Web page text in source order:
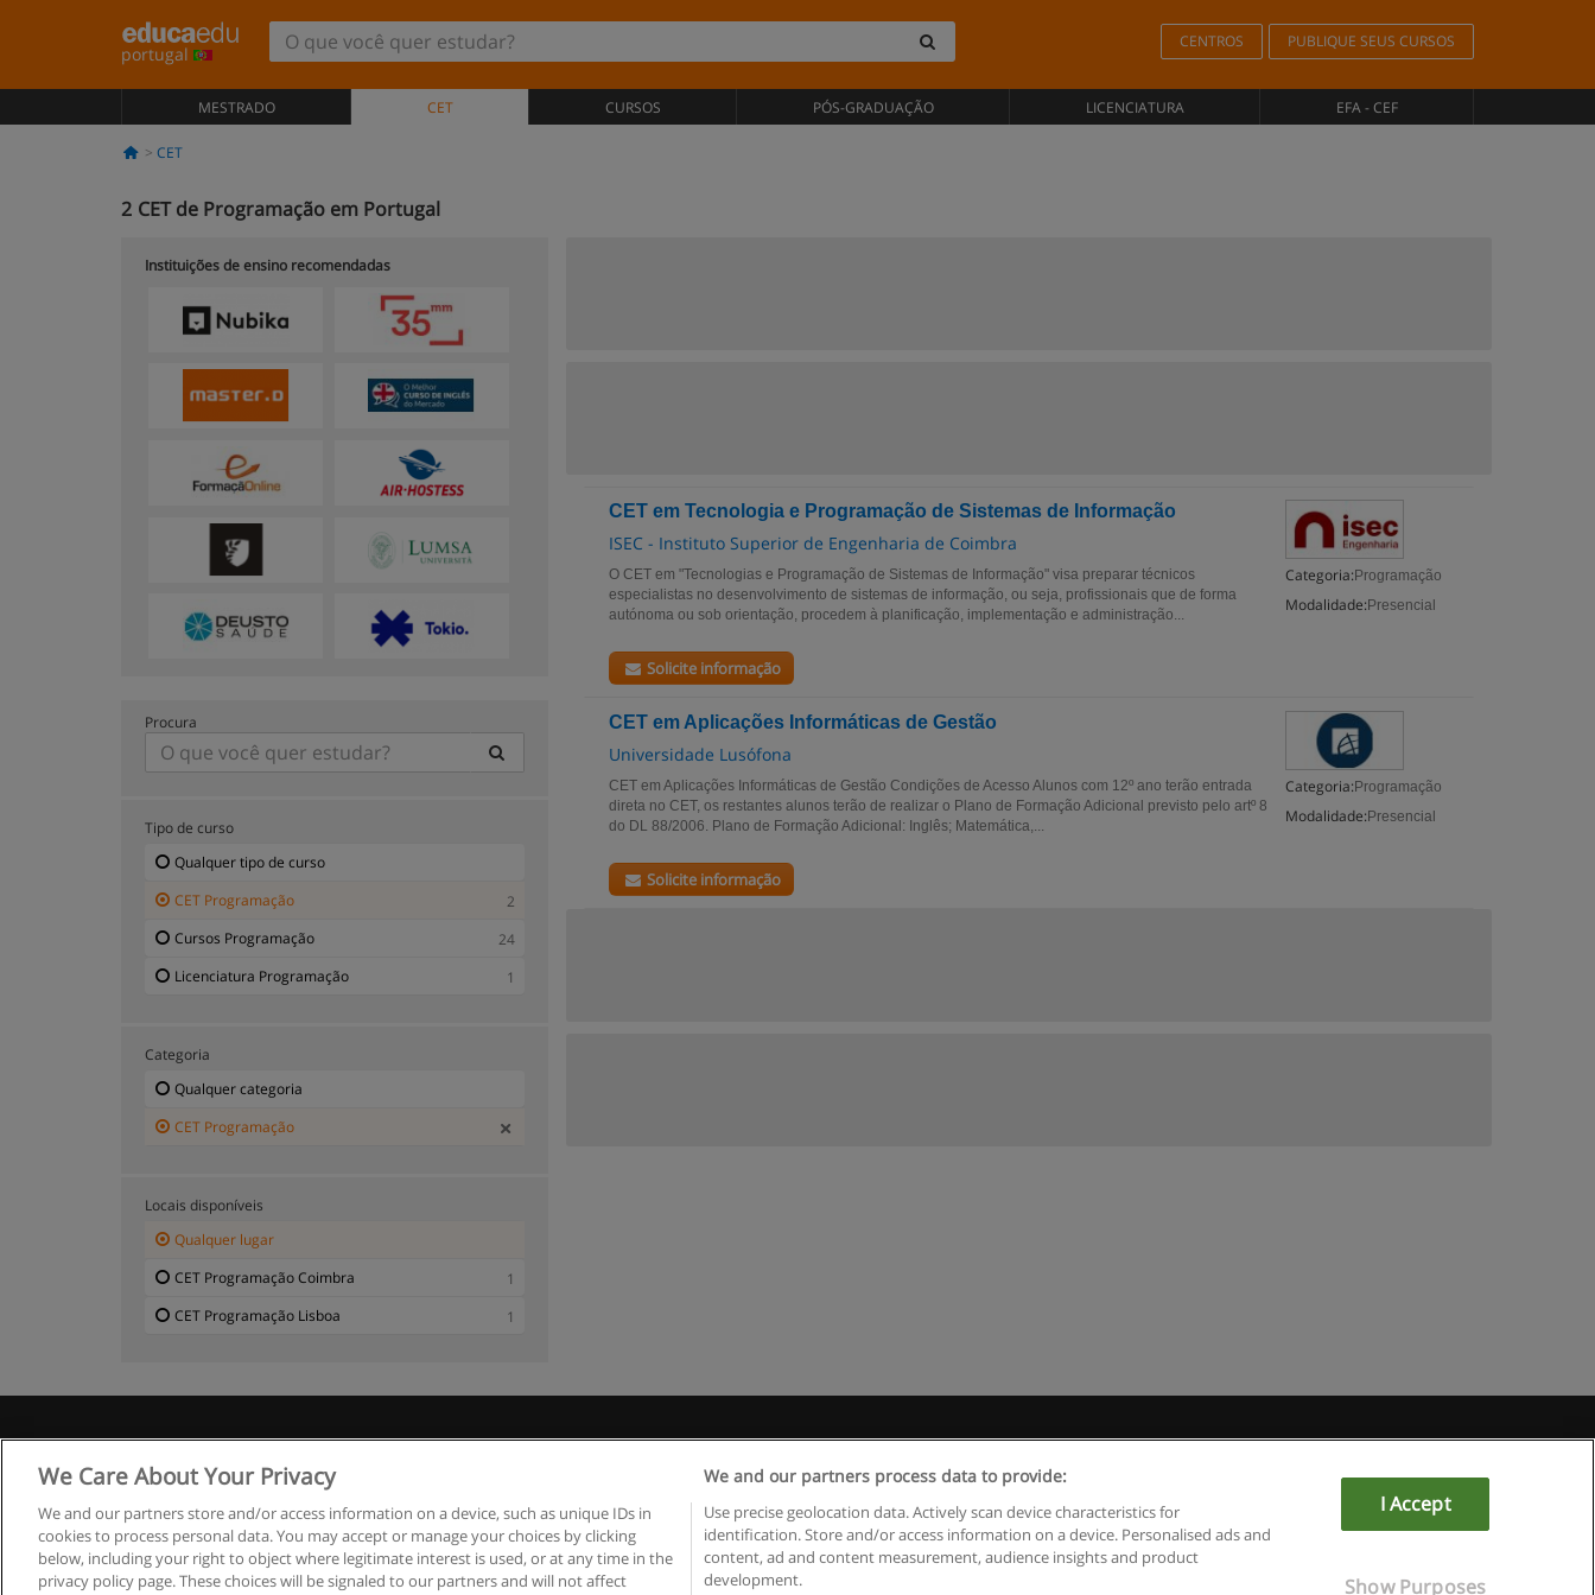
portugal
CENTROS PUBLIQUE SEUS CURSOS
MESTRADO CET CURSOS PÓS-GRADUAÇÃO LICENCIATURA EFA - CEF
CET
2 CET de Programação em Portugal
CET em Tecnologia e Programação de Sistemas de Informação
ISEC - Instituto Superior de Engenharia de Coimbra
Categoria: Programação
Modalidade: Presencial
O CET em "Tecnologias e Programação de Sistemas de Informação" visa preparar técnicos
especialistas no desenvolvimento de sistemas de informação, ou seja, profissionais que de forma
autónoma ou sob orientação, procedem à planificação, implementação e administração...
Solicite informação
CET em Aplicações Informáticas de Gestão
Universidade Lusófona
Categoria: Programação
Modalidade: Presencial
CET em Aplicações Informáticas de Gestão Condições de Acesso Alunos com 12º ano terão entrada
direta no CET, os restantes alunos terão de realizar o Plano de Formação Adicional previsto pelo artº 8
do DL 88/2006. Plano de Formação Adicional: Inglês; Matemática,...
Solicite informação
Instituições de ensino recomendadas
Procura
Tipo de curso
Qualquer tipo de curso
CET Programação
2
Cursos Programação
24
Licenciatura Programação
1
Categoria
Qualquer categoria
CET Programação
Locais disponíveis
Qualquer lugar
CET Programação Coimbra
1
CET Programação Lisboa
1
Copyright © Educaedu Business S.L. - CIF : B-95610580: - www.educaedu.com.pt
We Care About Your Privacy
We and our partners store and/or access information on a device, such as unique IDs in
cookies to process personal data. You may accept or manage your choices by clicking
below, including your right to object where legitimate interest is used, or at any time in the
privacy policy page. These choices will be signaled to our partners and will not affect
We and our partners process data to provide:
Use precise geolocation data. Actively scan device characteristics for
identification. Store and/or access information on a device. Personalised ads and
content, ad and content measurement, audience insights and product
development.
I Accept
Show Purposes